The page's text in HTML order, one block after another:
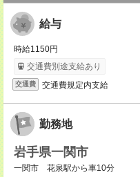
給与
時給1150円
交通費別途支給あり
交通費 交通費規定内支給
勤務地
岩手県一関市
一関市 花泉駅から車10分